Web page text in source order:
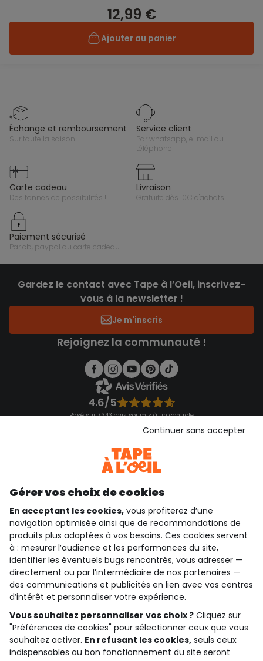
12,99 €
Ajouter au panier
échange et remboursement
sur toute la saison
service client
par whatsapp, e-mail ou
téléphone
carte cadeau
des tonnes de possibilités !
livraison
gratuite dès 10€ d'achats
paiement sécurisé
par cb, paypal ou carte cadeau
Gardez le contact avec Tape à l’Oeil, inscrivez-
vous à la newsletter !
Je m'inscris
Rejoignez la communauté !
4.6/5
Basé sur 7 343 avis soumis à un contrôle
Consulter les CGU
qui sommes-nous ?
besoin d'aide ?
le club fidélité
notre catalogue
Conditions générales de ventes et d'utilisation
Gérer vos choix de cookies
En acceptant les cookies, vous profiterez d’une
navigation optimisée ainsi que de recommandations de
produits plus adaptées à vos besoins. Ces cookies servent
à : mesurer l’audience et les performances du site,
identifier les éventuels bugs rencontrés, vous adresser —
directement ou par l’intermédiaire de nos partenaires —
des communications et publicités en lien avec vos centres
d’intérêt et personnaliser votre expérience.
Vous souhaitez personnaliser vos choix ? Cliquez sur
"Préférences de cookies" pour sélectionner ceux que vous
souhaitez activer. En refusant les cookies, seuls ceux
indispensables au bon fonctionnement du site seront
Continuer sans accepter